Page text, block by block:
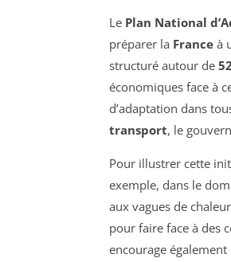
Le Plan National
préparer la France à
structuré autour de
économiques face à
d’adaptation dans
transport, le
Pour illustrer cette
exemple, dans le
aux vagues de
pour faire face à des
encourage